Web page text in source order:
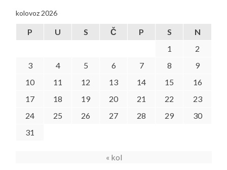
kolovoz 2026
P U S Č P S
N
1
2
3
4 5 6 7 8
9
10
11 12 13 14 15
16
17
18 19 20 21 22
23
24
25 26 27 28 29
30
31
« kol